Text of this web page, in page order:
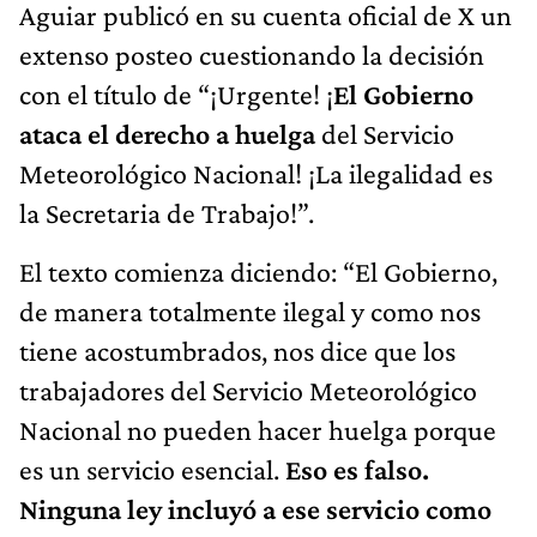
Aguiar publicó en su cuenta oficial de X un
extenso posteo cuestionando la decisión
con el título de “¡Urgente! ¡El Gobierno
ataca el derecho a huelgadel Servicio
Meteorológico Nacional! ¡La ilegalidad es
la Secretaria de Trabajo!”.
El texto comienza diciendo: “El Gobierno,
de manera totalmente ilegal y como nos
tiene acostumbrados, nos dice que los
trabajadores del Servicio Meteorológico
Nacional no pueden hacer huelga porque
es un servicio esencial. Eso es falso.
Ninguna ley incluyó a ese servicio como